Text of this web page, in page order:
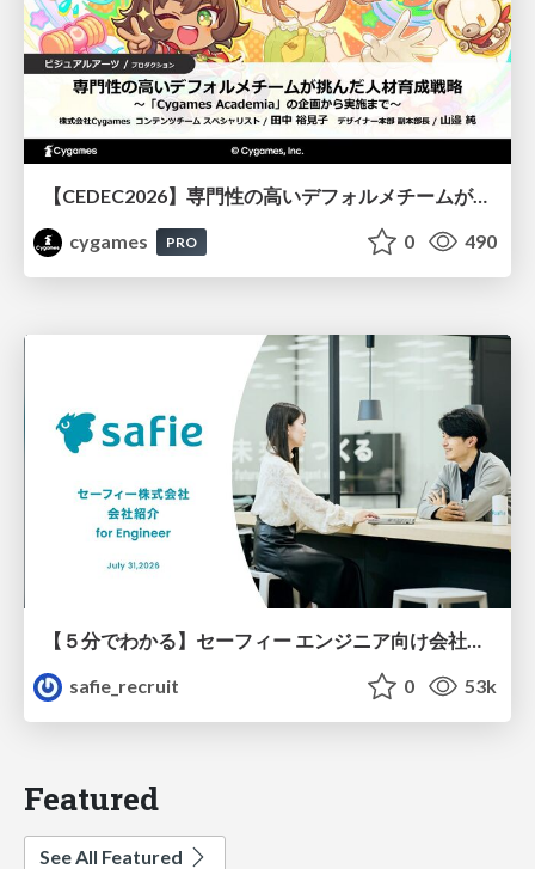
【CEDEC2026】専門性の高いデフォルメチームが挑んだ人材育成戦略 〜Cygames Academiaの企画から実施まで〜
cygames
PRO 0 490
【５分でわかる】セーフィー エンジニア向け会社紹介
safie_recruit
0 53k
Featured
See All Featured